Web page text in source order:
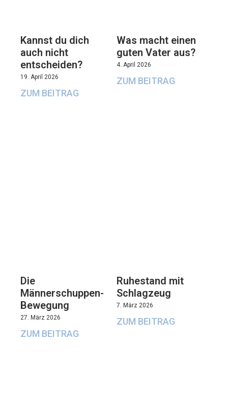
Kannst du dich
auch nicht
entscheiden?
19. April 2026
ZUM BEITRAG
Was macht einen
guten Vater aus?
4. April 2026
ZUM BEITRAG
Die
Männerschuppen-
Bewegung
27. März 2026
ZUM BEITRAG
Ruhestand mit
Schlagzeug
7. März 2026
ZUM BEITRAG